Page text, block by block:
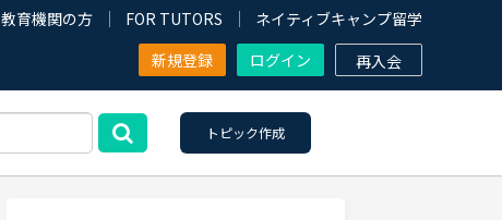
教育機関の方 FOR TUTORS
ネイティブキャンプ留学
新規登録
ログイン 再入会
トピック作成